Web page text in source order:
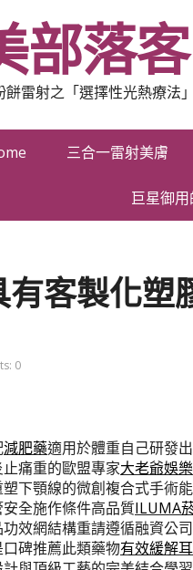
部落客
雷射之「選擇性光熱療法
三合一雷射美膚
巨星御
客製化塑
0
減肥藥適用於體重自己研發
痛重的歐盟專家大老爺娛
塑下顎線的微創複合式手術
全施作條件高品質ILUMA
功效網結構重請遵循融資公
碑推薦此類藥物有效緩解